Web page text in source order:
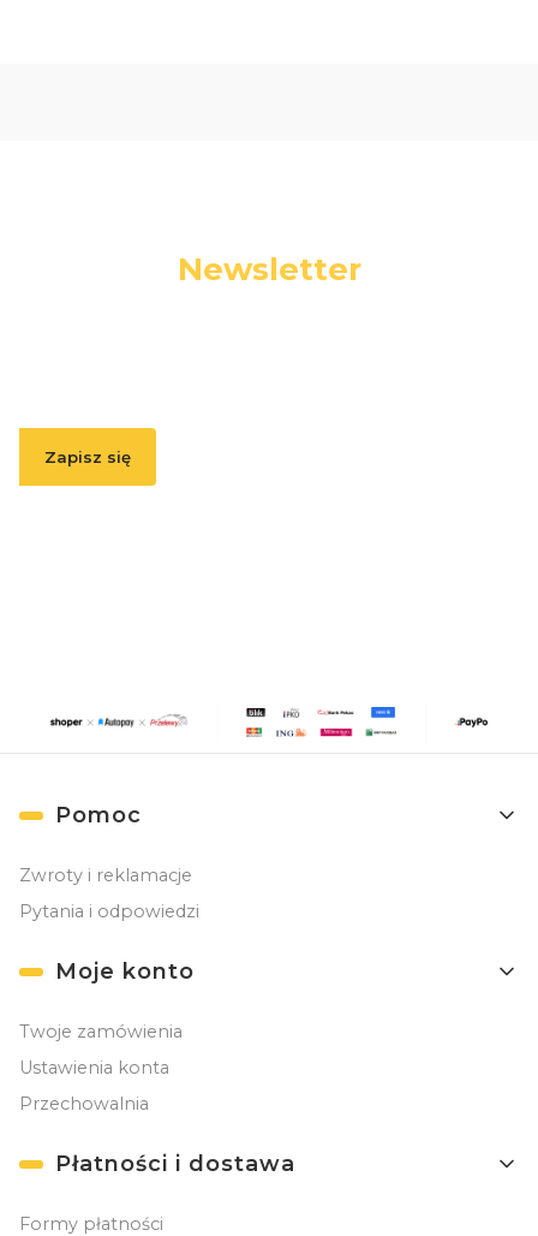
Newsletter
Zapisz się
Linki w stopce
Pomoc
Zwroty i reklamacje
Pytania i odpowiedzi
Moje konto
Twoje zamówienia
Ustawienia konta
Przechowalnia
Płatności i dostawa
Formy płatności